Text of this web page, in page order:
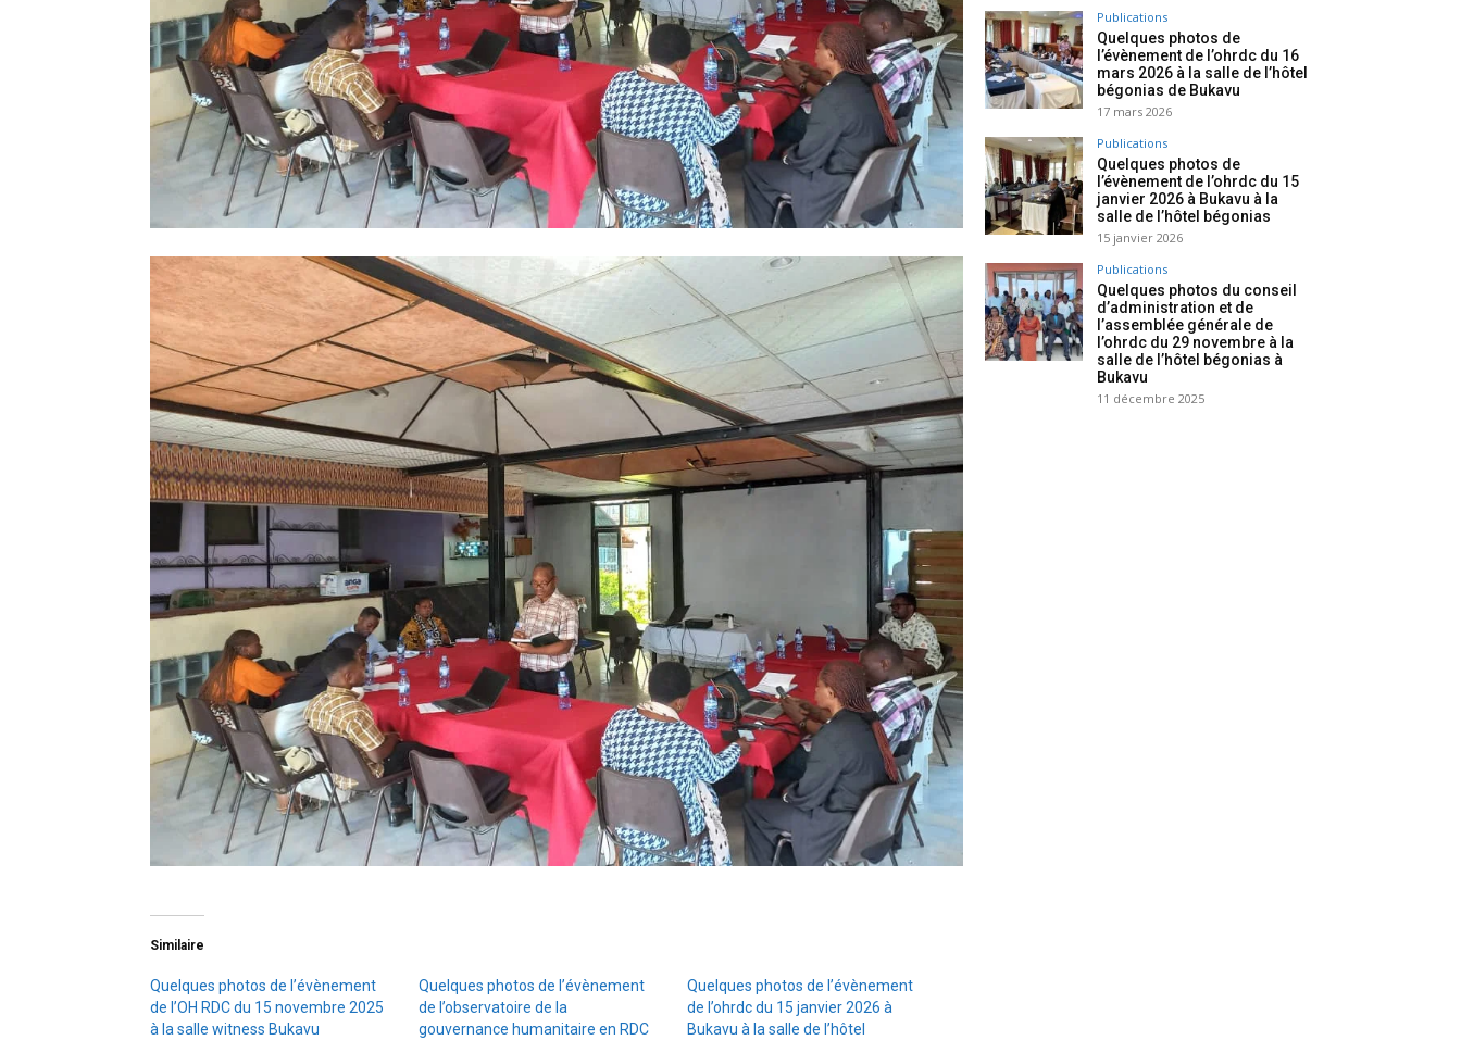
Similaire
Quelques photos de l’évènement
de l’OH RDC du 15 novembre 2025
à la salle witness Bukavu
Quelques photos de l’évènement
de l’observatoire de la
gouvernance humanitaire en RDC
Quelques photos de l’évènement
de l’ohrdc du 15 janvier 2026 à
Bukavu à la salle de l’hôtel
Publications
Quelques photos de
l’évènement de l’ohrdc du 16
mars 2026 à la salle de l’hôtel
bégonias de Bukavu
17 mars 2026
Publications
Quelques photos de
l’évènement de l’ohrdc du 15
janvier 2026 à Bukavu à la
salle de l’hôtel bégonias
15 janvier 2026
Publications
Quelques photos du conseil
d’administration et de
l’assemblée générale de
l’ohrdc du 29 novembre à la
salle de l’hôtel bégonias à
Bukavu
11 décembre 2025